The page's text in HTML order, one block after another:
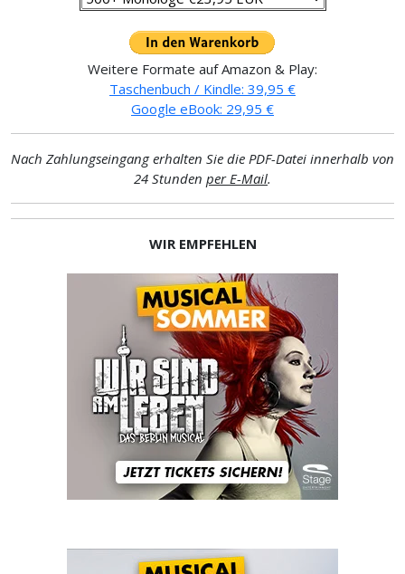
Weitere Formate auf Amazon & Play:
Taschenbuch / Kindle: 39,95 €
Google eBook: 29,95 €
Nach Zahlungseingang erhalten Sie die PDF-Datei innerhalb von
24 Stunden per E-Mail.
WIR EMPFEHLEN